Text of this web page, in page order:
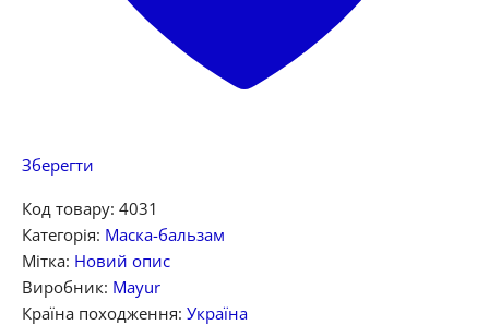
Зберегти
Код товару: 4031
Категорія: Маска-бальзам
Мітка: Новий опис
Виробник: Mayur
Країна походження: Україна